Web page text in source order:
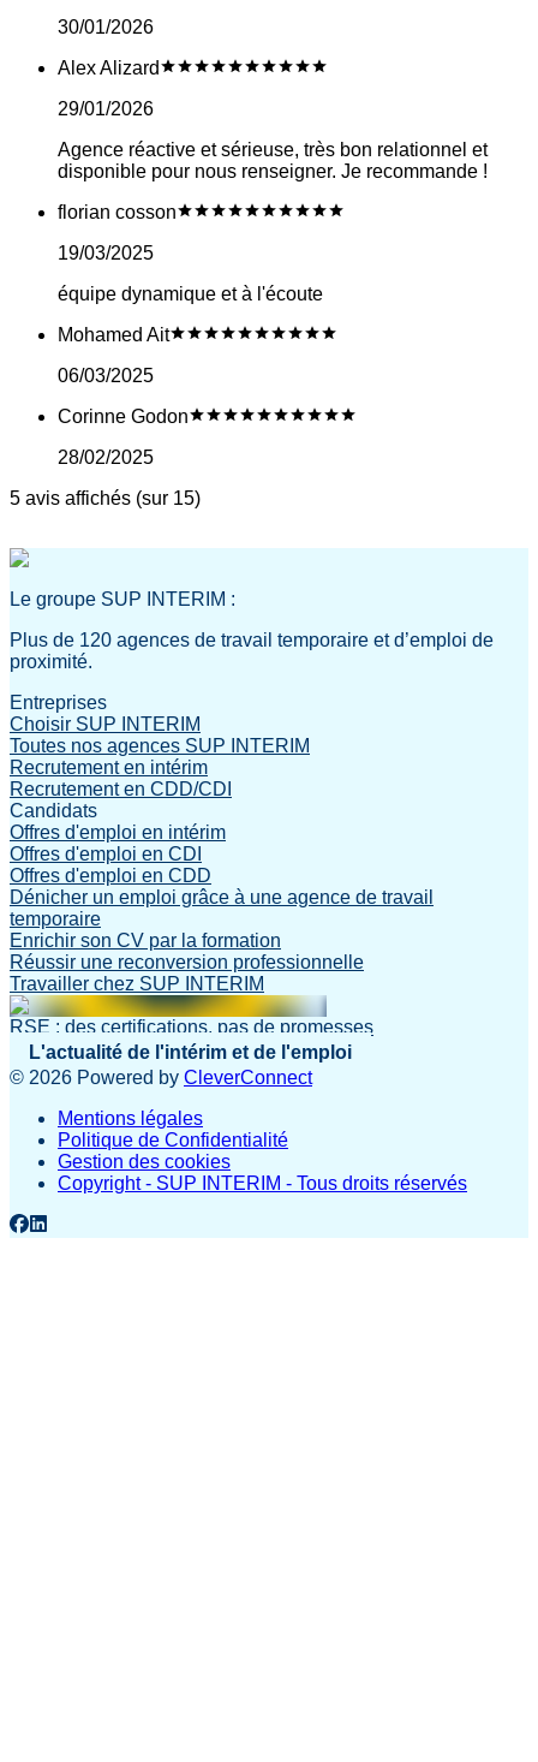
30/01/2026
Alex Alizard
29/01/2026
Agence réactive et sérieuse, très bon relationnel et
disponible pour nous renseigner. Je recommande !
florian cosson
19/03/2025
équipe dynamique et à l'écoute
Mohamed Ait
06/03/2025
Corinne Godon
28/02/2025
5 avis affichés (sur 15)
Le groupe SUP INTERIM :
Plus de 120 agences de travail temporaire et d’emploi de
proximité.
Entreprises
Choisir SUP INTERIM
Toutes nos agences SUP INTERIM
Recrutement en intérim
Recrutement en CDD/CDI
Candidats
Offres d'emploi en intérim
Offres d'emploi en CDI
Offres d'emploi en CDD
Dénicher un emploi grâce à une agence de travail
temporaire
Enrichir son CV par la formation
Réussir une reconversion professionnelle
Travailler chez SUP INTERIM
RSE : des certifications, pas de promesses
L'actualité de l'intérim et de l'emploi
© 2026 Powered by CleverConnect
Mentions légales
Politique de Confidentialité
Gestion des cookies
Copyright - SUP INTERIM - Tous droits réservés